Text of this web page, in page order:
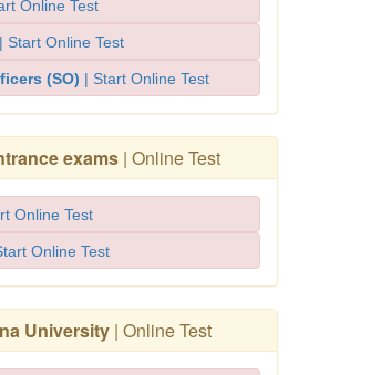
Online Test
| Start Online Test
(SO) | Start Online Test
exams | Online Test
Online Test
Online Test
University | Online Test